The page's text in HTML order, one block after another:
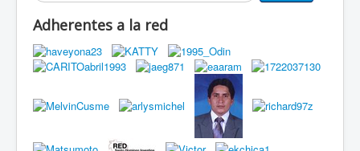
Documentos
Adherentes a la red